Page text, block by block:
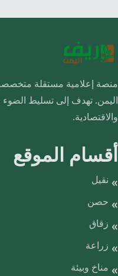
منصة إعلامية مستقلة
اليمن. تهدف إلى تسليط الضوء
والاقتصادية.
أقسام الموقع
نقيل
حصن
زقاق
زراعة
مناخ وبيئة